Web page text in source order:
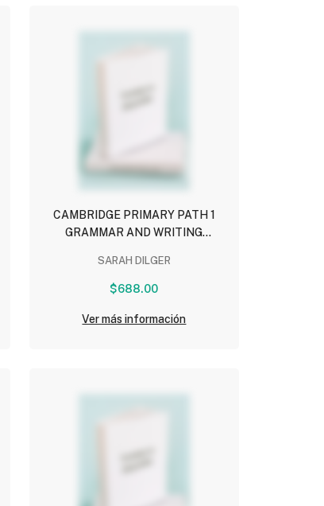
CAMBRIDGE PRIMARY PATH 1
GRAMMAR AND WRITING
SARAH DILGER
$688.00
Ver más información